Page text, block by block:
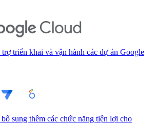
triển khai và vận hành các dự án Google
sung thêm các chức năng tiện lợi cho